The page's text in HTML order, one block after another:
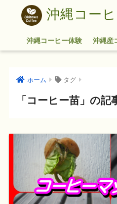
沖縄コー
沖縄コーヒー体験 沖縄産
ホーム タグ
「コーヒー苗」の記